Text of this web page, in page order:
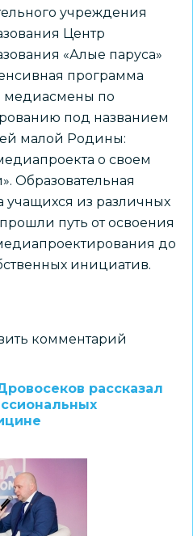
учреждения
Центр
«Алые паруса»
программа
медиасмены по
под названием
малой Родины:
о своем
Образовательная
из различных
путь от освоения
до
инициатив.
комментарий
рассказал